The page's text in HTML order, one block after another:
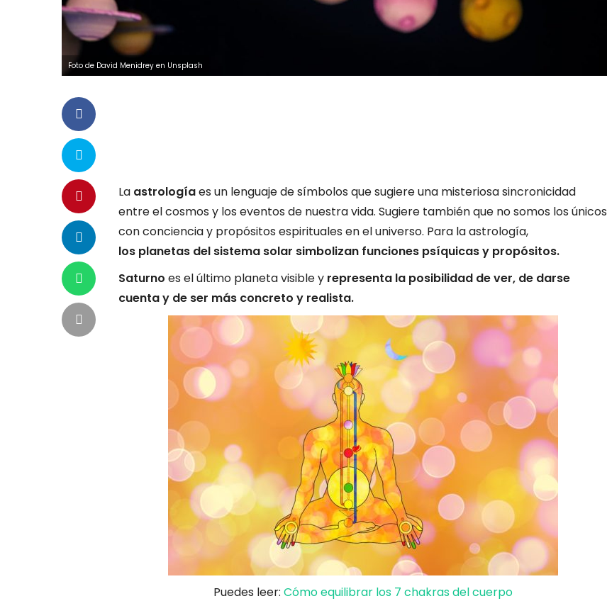
Foto de David Menidrey en Unsplash
La astrologíaes un lenguaje de símbolos que sugiere una misteriosa sincronicidad
entre el cosmos y los eventos de nuestra vida. Sugiere también que no somos los únicos
con conciencia y propósitos espirituales en el universo. Para la astrología,
los planetas del sistema solar simbolizan funciones psíquicas y propósitos.
Saturno es el último planeta visible y representa la posibilidad de ver, de darse
cuenta y de ser más concreto y realista.
Puedes leer: Cómo equilibrar los 7 chakras del cuerpo